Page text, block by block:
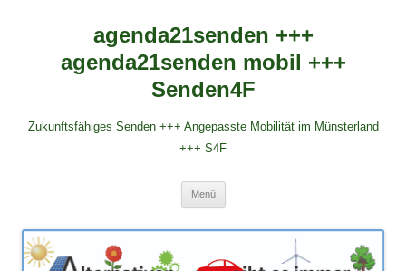
agenda21senden +++
agenda21senden mobil +++
Senden4F
Zukunftsfähiges Senden +++ Angepasste Mobilität im Münsterland
+++ S4F
Menü